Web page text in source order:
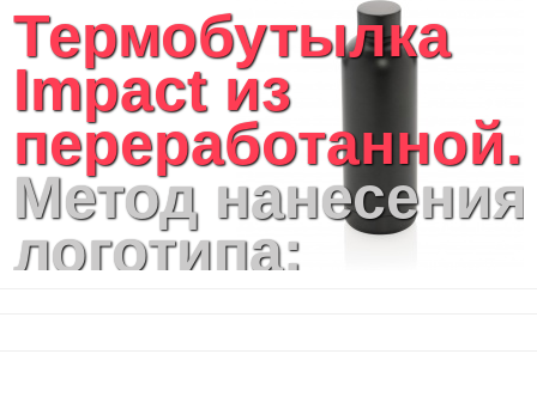
Термобутылка
Impact из
Метод нанесения
логотипа: